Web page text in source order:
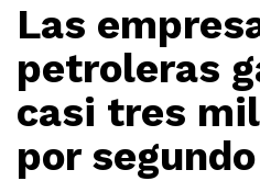
Las
petroleras
casi tres
por